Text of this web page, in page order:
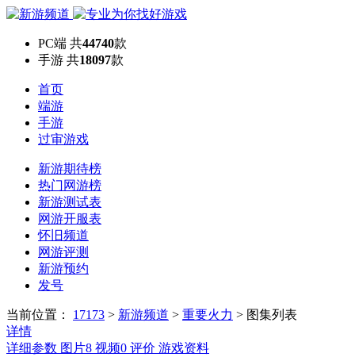
PC端 共44740款
手游 共18097款
首页
端游
手游
过审游戏
新游期待榜
热门网游榜
新游测试表
网游开服表
怀旧频道
网游评测
新游预约
发号
当前位置： 17173 > 新游频道 > 重要火力 > 图集列表
详情
详细参数 图片8 视频0 评价 游戏资料